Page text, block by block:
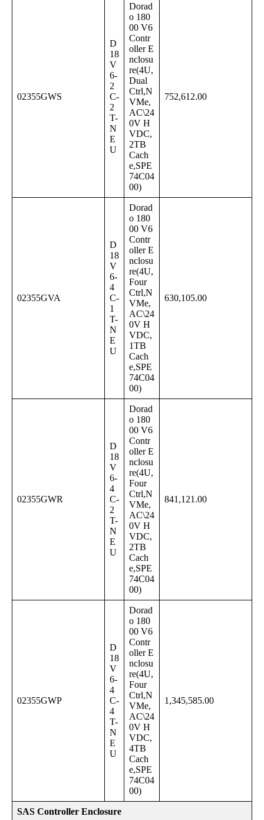
02355GWS
D
18
V
6-
2
C-
2
T-
N
E
U
Dorad
o 180
00 V6
Contr
oller E
nclosu
re(4U,
Dual
Ctrl,N
VMe,
AC\24
0V H
VDC,
2TB
Cach
e,SPE
74C04
00)
752,612.00
02355GVA
D
18
V
6-
4
C-
1
T-
N
E
U
Dorad
o 180
00 V6
Contr
oller E
nclosu
re(4U,
Four
Ctrl,N
VMe,
AC\24
0V H
VDC,
1TB
Cach
e,SPE
74C04
00)
630,105.00
02355GWR
D
18
V
6-
4
C-
2
T-
N
E
U
Dorad
o 180
00 V6
Contr
oller E
nclosu
re(4U,
Four
Ctrl,N
VMe,
AC\24
0V H
VDC,
2TB
Cach
e,SPE
74C04
00)
841,121.00
02355GWP
D
18
V
6-
4
C-
4
T-
N
E
U
Dorad
o 180
00 V6
Contr
oller E
nclosu
re(4U,
Four
Ctrl,N
VMe,
AC\24
0V H
VDC,
4TB
Cach
e,SPE
74C04
00)
1,345,585.00
SAS Controller Enclosure